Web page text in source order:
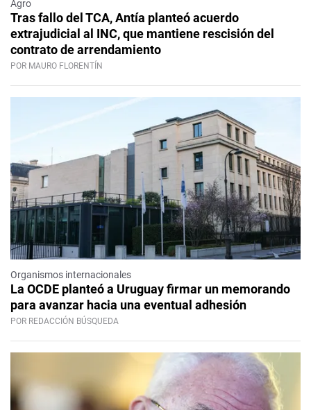
Agro
Tras fallo del TCA, Antía planteó acuerdo
extrajudicial al INC, que mantiene rescisión del
contrato de arrendamiento
POR MAURO FLORENTÍN
Organismos internacionales
La OCDE planteó a Uruguay firmar un memorando
para avanzar hacia una eventual adhesión
POR REDACCIÓN BÚSQUEDA